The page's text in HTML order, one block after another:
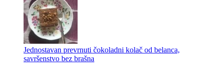
Jednostavan prevrnuti čokoladni kolač od belanca,
savršenstvo bez brašna